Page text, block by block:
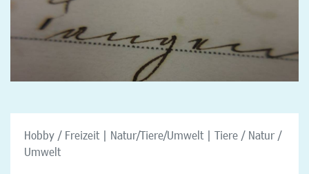
Hobby / Freizeit | Natur/Tiere/Umwelt | Tiere / Natur /
Umwelt